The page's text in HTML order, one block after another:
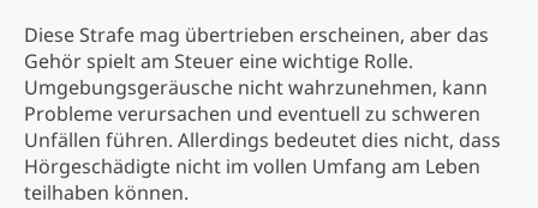
Diese Strafe mag übertrieben erscheinen, aber das
Gehör spielt am Steuer eine wichtige Rolle.
Umgebungsgeräusche nicht wahrzunehmen, kann
Probleme verursachen und eventuell zu schweren
Unfällen führen. Allerdings bedeutet dies nicht, dass
Hörgeschädigte nicht im vollen Umfang am Leben
teilhaben können.